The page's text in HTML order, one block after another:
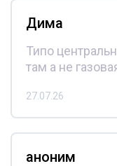
Дима
Типо
там а не
27.07.26
аноним